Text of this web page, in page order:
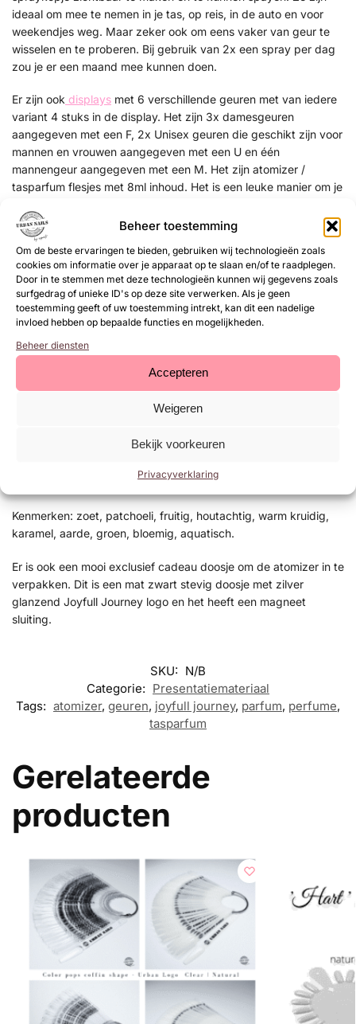
Beheer toestemming
Om de beste ervaringen te bieden, gebruiken wij technologieën zoals
cookies om informatie over je apparaat op te slaan en/of te raadplegen.
Door in te stemmen met deze technologieën kunnen wij gegevens zoals
surfgedrag of unieke ID's op deze site verwerken. Als je geen
toestemming geeft of uw toestemming intrekt, kan dit een nadelige
invloed hebben op bepaalde functies en mogelijkheden.
Beheer diensten
Accepteren
Weigeren
Bekijk voorkeuren
Privacyverklaring
ideaal om mee te nemen in je tas, op reis, in de auto en voor
weekendjes weg. Maar zeker ook om eens vaker van geur te
wisselen en te proberen. Bij gebruik van 2x een spray per dag
zou je er een maand mee kunnen doen.
Er zijn ook displays met 6 verschillende geuren met van iedere
variant 4 stuks in de display. Het zijn 3x damesgeuren
aangegeven met een F, 2x Unisex geuren die geschikt zijn voor
mannen en vrouwen aangegeven met een U en één
mannengeur aangegeven met een M. Het zijn atomizer /
tasparfum flesjes met 8ml inhoud. Het is een leuke manier om je
leuke display ervoor dat het direct de aandacht van je klant
trekt. De geuren variëren van bloemig en fris tot warm en
kruidig, zodat er voor ieder wat wils is. Door de veelzijdigheid
van de geuren kunnen klanten gemakkelijk een favoriet vinden,
wat leidt tot herhaalaankopen en tevreden klanten. Het zijn
echte niche geuren met een goede houdbaarheid. Het display
zelf is compact, vrolijk en stijlvol, waardoor het naadloos in elk
saloninterieur past. Plaats het op een prominente plek bij de
kassa of in de wachtruimte voor maximale zichtbaarheid. Met
Joyfull Journey parfum creëer je niet alleen een aangename
Joyfull Journey F23 is een Chypre fruitige geur voor dames.
Orchidee; Basisnoten zijn Toffee en Patchouli.
Kenmerken: zoet, patchoeli, fruitig, houtachtig, warm kruidig,
karamel, aarde, groen, bloemig, aquatisch.
Er is ook een mooi exclusief cadeau doosje om de atomizer in te
verpakken. Dit is een mat zwart stevig doosje met zilver
glanzend Joyfull Journey logo en het heeft een magneet
sluiting.
SKU: N/B
Categorie: Presentatiemateriaal
Tags: atomizer, geuren, joyfull journey, parfum, perfume,
tasparfum
Gerelateerde
producten